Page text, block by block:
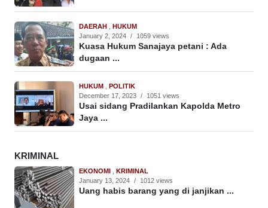
DAERAH
HUKUM
January 2, 2024 / 1059 views
Kuasa Hukum Sanajaya petani : Ada
dugaan ...
HUKUM
POLITIK
December 17, 2023 / 1051 views
Usai sidang Pradilankan Kapolda Metro
Jaya ...
KRIMINAL
EKONOMI
KRIMINAL
January 13, 2024 / 1012 views
Uang habis barang yang di janjikan ...